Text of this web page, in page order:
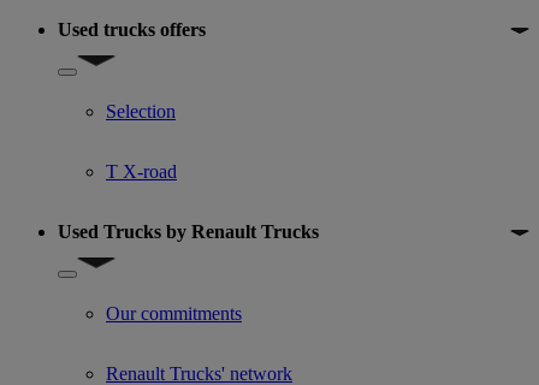
Used trucks offers
Show submenu for Used trucks offers
Selection
T X-road
Used Trucks by Renault Trucks
Show submenu for Used Trucks by Renault Trucks
Our commitments
Renault Trucks' network